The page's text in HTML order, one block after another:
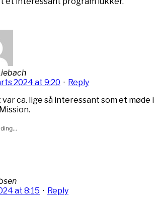
2024 at 9:20 · Reply
var ca. lige så interessant som et møde i
at 8:15 · Reply